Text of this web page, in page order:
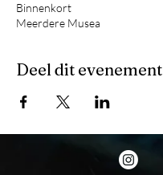
Binnenkort
Meerdere Musea
Deel dit evenement